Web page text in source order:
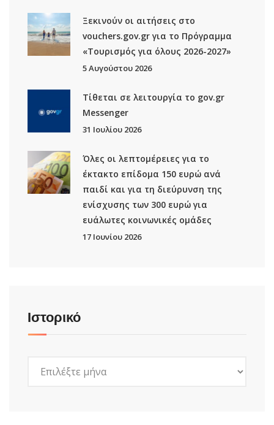
Ξεκινούν οι αιτήσεις στο
vouchers.gov.gr για το Πρόγραμμα
«Τουρισμός για όλους 2026-2027»
5 Αυγούστου 2026
Τίθεται σε λειτουργία το gov.gr
Μessenger
31 Ιουλίου 2026
Όλες οι λεπτομέρειες για το
έκτακτο επίδομα 150 ευρώ ανά
παιδί και για τη διεύρυνση της
ενίσχυσης των 300 ευρώ για
ευάλωτες κοινωνικές ομάδες
17 Ιουνίου 2026
Ιστορικό